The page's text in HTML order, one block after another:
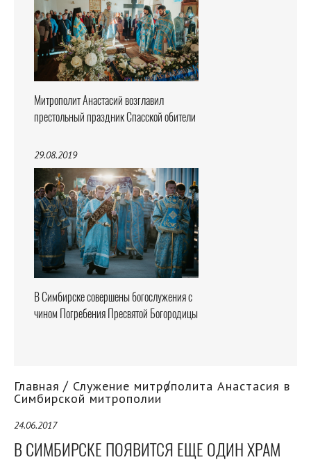
Митрополит Анастасий возглавил
престольный праздник Спасской обители
29.08.2019
В Симбирске совершены богослужения с
чином Погребения Пресвятой Богородицы
Главная Служение митрополита Анастасия в
Симбирской митрополии
24.06.2017
В СИМБИРСКЕ ПОЯВИТСЯ ЕЩЕ ОДИН ХРАМ